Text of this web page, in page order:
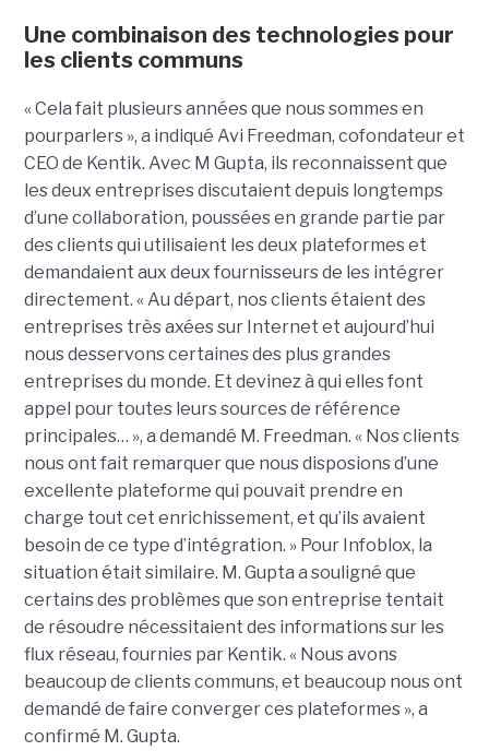
Une combinaison des technologies pour
les clients communs
« Cela fait plusieurs années que nous sommes en
pourparlers », a indiqué Avi Freedman, cofondateur et
CEO de Kentik. Avec M Gupta, ils reconnaissent que
les deux entreprises discutaient depuis longtemps
d’une collaboration, poussées en grande partie par
des clients qui utilisaient les deux plateformes et
demandaient aux deux fournisseurs de les intégrer
directement. « Au départ, nos clients étaient des
entreprises très axées sur Internet et aujourd’hui
nous desservons certaines des plus grandes
entreprises du monde. Et devinez à qui elles font
appel pour toutes leurs sources de référence
principales… », a demandé M. Freedman. « Nos clients
nous ont fait remarquer que nous disposions d’une
excellente plateforme qui pouvait prendre en
charge tout cet enrichissement, et qu’ils avaient
besoin de ce type d’intégration. » Pour Infoblox, la
situation était similaire. M. Gupta a souligné que
certains des problèmes que son entreprise tentait
de résoudre nécessitaient des informations sur les
flux réseau, fournies par Kentik. « Nous avons
beaucoup de clients communs, et beaucoup nous ont
demandé de faire converger ces plateformes », a
confirmé M. Gupta.